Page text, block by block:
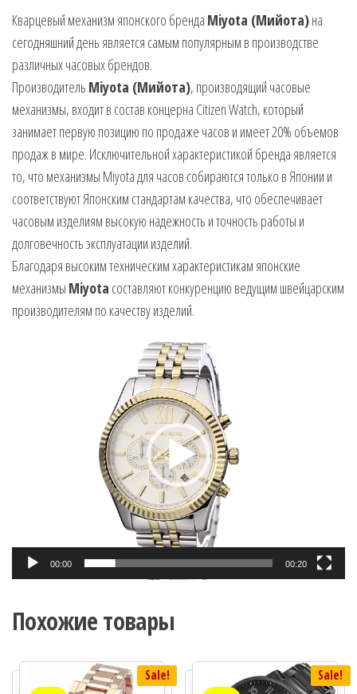
Кварцевый механизм японского бренда Miyota (Мийота)на
сегодняшний день является самым популярным в производстве
различных часовых брендов.
Производитель Miyota (Мийота), производящий часовые
механизмы, входит в состав концерна Citizen Watch, который
занимает первую позицию по продаже часов и имеет 20% объемов
продаж в мире. Исключительной характеристикой бренда является
то, что механизмы Miyota для часов собираются только в Японии и
соответствуют Японским стандартам качества, что обеспечивает
часовым изделиям высокую надежность и точность работы и
долговечность эксплуатации изделий.
Благодаря высоким техническим характеристикам японские
механизмы Miyota составляют конкуренцию ведущим швейцарским
производителям по качеству изделий.
00:00 00:20
Похожие товары
Sale! Sale!